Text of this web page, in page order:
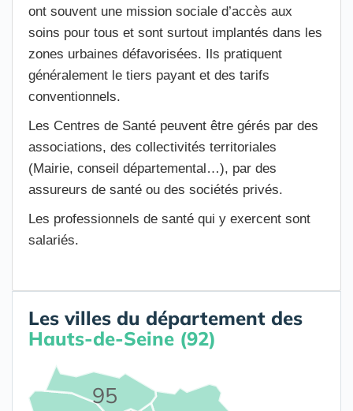
ont souvent une mission sociale d’accès aux
soins pour tous et sont surtout implantés dans les
zones urbaines défavorisées. Ils pratiquent
généralement le tiers payant et des tarifs
conventionnels.
Les Centres de Santé peuvent être gérés par des
associations, des collectivités territoriales
(Mairie, conseil départemental…), par des
assureurs de santé ou des sociétés privés.
Les professionnels de santé qui y exercent sont
salariés.
Les villes du département des
Hauts-de-Seine (92)
95